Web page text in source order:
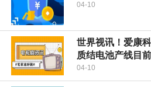
04-10
世界视讯！爱康
质结电池产线目
04-10